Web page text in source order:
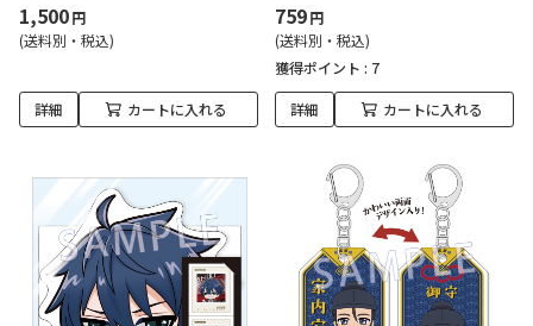
1,500円
(送料別・税込)
詳細 カートに入れる
759円
(送料別・税込)
獲得ポイント : 7
詳細 カートに入れる